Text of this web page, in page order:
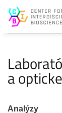
a
Analýzy